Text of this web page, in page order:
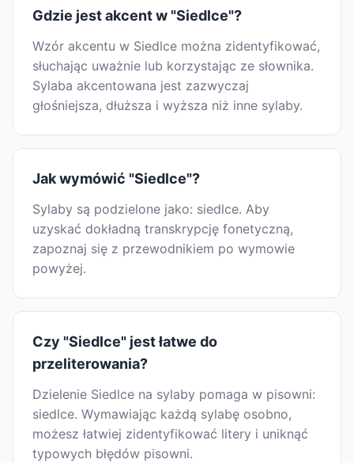
Gdzie jest akcent w "Siedlce"?
Wzór akcentu w Siedlce można zidentyfikować,
słuchając uważnie lub korzystając ze słownika.
Sylaba akcentowana jest zazwyczaj
głośniejsza, dłuższa i wyższa niż inne sylaby.
Jak wymówić "Siedlce"?
Sylaby są podzielone jako: siedlce. Aby
uzyskać dokładną transkrypcję fonetyczną,
zapoznaj się z przewodnikiem po wymowie
powyżej.
Czy "Siedlce" jest łatwe do
przeliterowania?
Dzielenie Siedlce na sylaby pomaga w pisowni:
siedlce. Wymawiając każdą sylabę osobno,
możesz łatwiej zidentyfikować litery i uniknąć
typowych błędów pisowni.